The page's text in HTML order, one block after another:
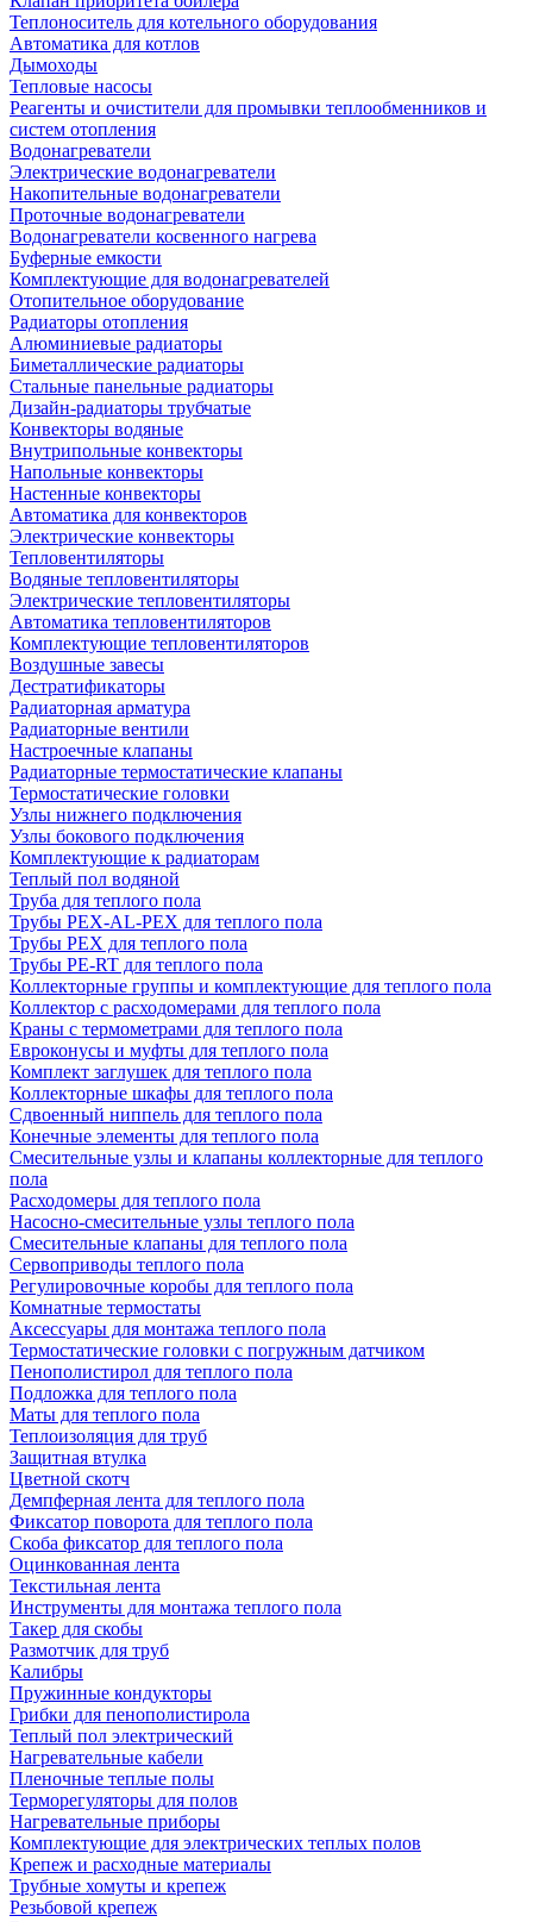
Теплоноситель для котельного оборудования
Автоматика для котлов
Дымоходы
Тепловые насосы
Реагенты и очистители для промывки теплообменников и
систем отопления
Водонагреватели
Электрические водонагреватели
Накопительные водонагреватели
Проточные водонагреватели
Водонагреватели косвенного нагрева
Буферные емкости
Комплектующие для водонагревателей
Отопительное оборудование
Радиаторы отопления
Алюминиевые радиаторы
Биметаллические радиаторы
Стальные панельные радиаторы
Дизайн-радиаторы трубчатые
Конвекторы водяные
Внутрипольные конвекторы
Напольные конвекторы
Настенные конвекторы
Автоматика для конвекторов
Электрические конвекторы
Тепловентиляторы
Водяные тепловентиляторы
Электрические тепловентиляторы
Автоматика тепловентиляторов
Комплектующие тепловентиляторов
Воздушные завесы
Дестратификаторы
Радиаторная арматура
Радиаторные вентили
Настроечные клапаны
Радиаторные термостатические клапаны
Термостатические головки
Узлы нижнего подключения
Узлы бокового подключения
Комплектующие к радиаторам
Теплый пол водяной
Труба для теплого пола
Трубы PEX-AL-PEX для теплого пола
Трубы PEX для теплого пола
Трубы PE-RT для теплого пола
Коллекторные группы и комплектующие для теплого пола
Коллектор с расходомерами для теплого пола
Краны с термометрами для теплого пола
Евроконусы и муфты для теплого пола
Комплект заглушек для теплого пола
Коллекторные шкафы для теплого пола
Сдвоенный ниппель для теплого пола
Конечные элементы для теплого пола
Смесительные узлы и клапаны коллекторные для теплого
пола
Расходомеры для теплого пола
Насосно-смесительные узлы теплого пола
Смесительные клапаны для теплого пола
Сервоприводы теплого пола
Регулировочные коробы для теплого пола
Комнатные термостаты
Аксессуары для монтажа теплого пола
Термостатические головки с погружным датчиком
Пенополистирол для теплого пола
Подложка для теплого пола
Маты для теплого пола
Теплоизоляция для труб
Защитная втулка
Цветной скотч
Демпферная лента для теплого пола
Фиксатор поворота для теплого пола
Скоба фиксатор для теплого пола
Оцинкованная лента
Текстильная лента
Инструменты для монтажа теплого пола
Такер для скобы
Размотчик для труб
Калибры
Пружинные кондукторы
Грибки для пенополистирола
Теплый пол электрический
Нагревательные кабели
Пленочные теплые полы
Терморегуляторы для полов
Нагревательные приборы
Комплектующие для электрических теплых полов
Крепеж и расходные материалы
Трубные хомуты и крепеж
Резьбовой крепеж